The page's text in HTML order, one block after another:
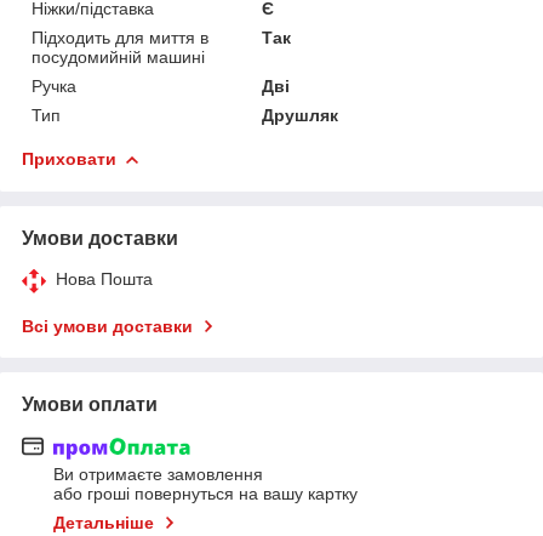
Ніжки/підставка
Є
Підходить для миття в
посудомийній машині
Так
Ручка
Дві
Тип
Друшляк
Приховати
Умови доставки
Нова Пошта
Всі умови доставки
Умови оплати
Ви отримаєте замовлення
або гроші повернуться на вашу картку
Детальніше